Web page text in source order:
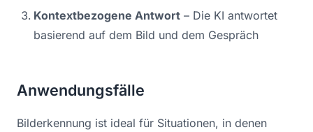
Kontextbezogene Antwort – Die KI antwortet
basierend auf dem Bild und dem Gespräch
Anwendungsfälle
Bilderkennung ist ideal für Situationen, in denen